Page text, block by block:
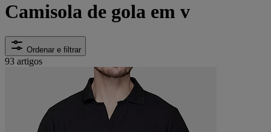
Camisola de gola em v
Ordenar e filtrar
93 artigos